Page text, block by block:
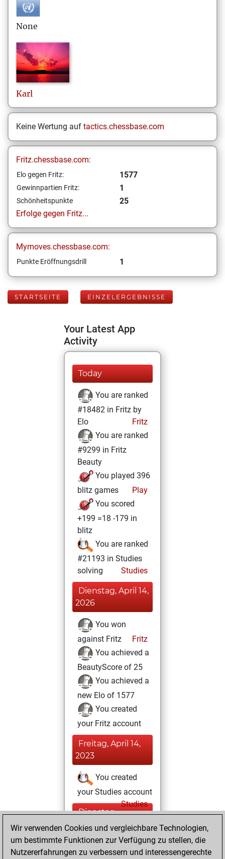
None
Karl
Keine Wertung auf tactics.chessbase.com
Fritz.chessbase.com:
Elo gegen Fritz: 1577
Gewinnpartien Fritz: 1
Schönheitspunkte
25
Erfolge gegen Fritz...
Mymoves.chessbase.com:
Punkte Eröffnungsdrill 1
STARTSEITE EINZELERGEBNISSE
Your Latest App
Activity
Today
You are ranked
#18482 in Fritz by
Elo
Fritz
You are ranked
#9299 in Fritz
Beauty
You played 396
blitz games
Play
You scored
+199 =18 -179 in
blitz
You are ranked
#21193 in Studies
solving
Studies
Dienstag, April 14,
2026
You won
against Fritz
Fritz
You achieved a
BeautyScore of 25
You achieved a
new Elo of 1577
You created
your Fritz account
Freitag, April 14,
2023
You created
your Studies account
Studies
Dienstag,
Februar 1, 2022
You played 4
Wir verwenden Cookies und vergleichbare Technologien,
um bestimmte Funktionen zur Verfügung zu stellen, die
Nutzererfahrungen zu verbessern und interessengerechte